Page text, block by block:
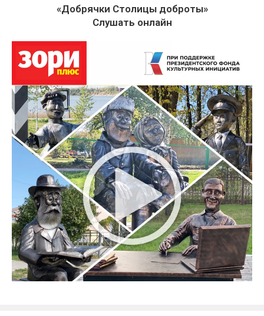
«Добрячки Столицы доброты»
Слушать онлайн